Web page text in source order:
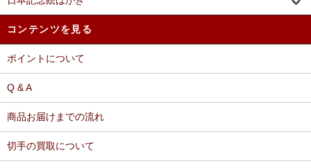
コンテンツを見る
ポイントについて
Q & A
商品お届けまでの流れ
切手の買取について